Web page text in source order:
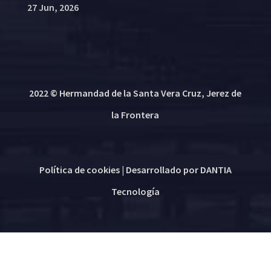
27 Jun, 2026
2022 © Hermandad de la Santa Vera Cruz, Jerez de
la Frontera
Política de cookies| Desarrollado por DANTIA
Tecnología